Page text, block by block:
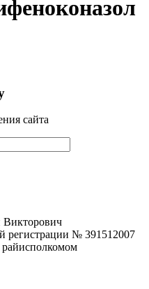
сайта
регистрации № 391512007